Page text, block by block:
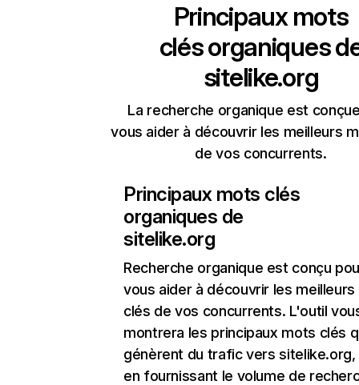
Principaux mots
clés organiques
sitelike.org
La recherche organique est
vous aider à découvrir les meilleurs
de vos concurrents.
Principaux mots clés
organiques de
sitelike.org
Recherche organique est conçu
vous aider à découvrir les
clés de vos concurrents. L'outil
montrera les principaux mots clés
génèrent du trafic vers
en fournissant le volume de